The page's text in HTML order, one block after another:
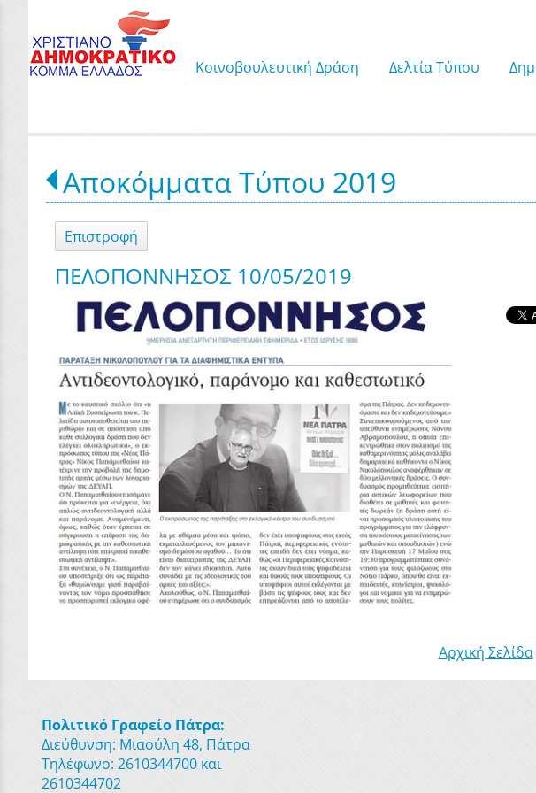
Κοινοβουλευτική Δράση Δελτία Τύπου
Αποκόμματα Τύπου 2019
Επιστροφή
ΠΕΛΟΠΟΝΝΗΣΟΣ 10/05/2019
Αρχική Σελίδα
Πολιτικό Γραφείο Πάτρα:
Διεύθυνση: Μιαούλη 48, Πάτρα
Τηλέφωνο: 2610344700 και
2610344702